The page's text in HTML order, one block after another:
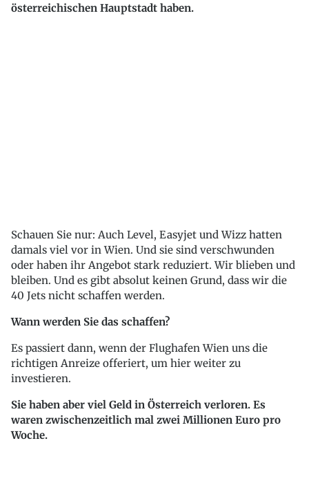
österreichischen Hauptstadt haben.
Schauen Sie nur: Auch Level, Easyjet und Wizz hatten
damals viel vor in Wien. Und sie sind verschwunden
oder haben ihr Angebot stark reduziert. Wir blieben und
bleiben. Und es gibt absolut keinen Grund, dass wir die
40 Jets nicht schaffen werden.
Wann werden Sie das schaffen?
Es passiert dann, wenn der Flughafen Wien uns die
richtigen Anreize offeriert, um hier weiter zu
investieren.
Sie haben aber viel Geld in Österreich verloren. Es
waren zwischenzeitlich mal zwei Millionen Euro pro
Woche.